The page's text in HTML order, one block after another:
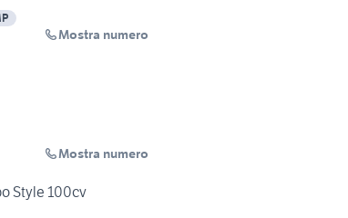
Mostra numero
Mostra numero
Style 100cv